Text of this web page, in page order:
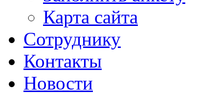
Карта сайта
Сотруднику
Контакты
Новости